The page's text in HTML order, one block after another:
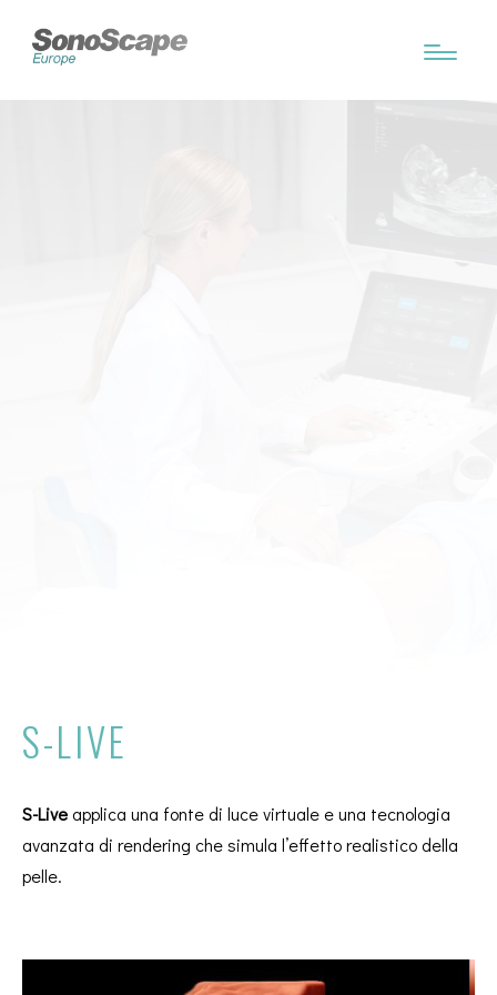
S-LIVE
S-Live applica una fonte di luce virtuale e una tecnologia
avanzata di rendering che simula l’effetto realistico della
pelle.